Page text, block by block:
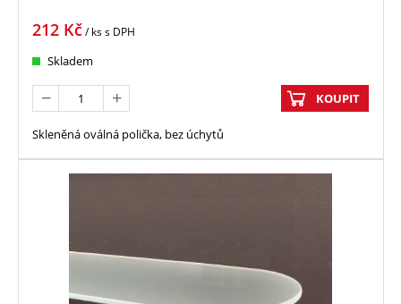
212 Kč/ kss DPH
Skladem
KOUPIT
Skleněná oválná polička, bez úchytů